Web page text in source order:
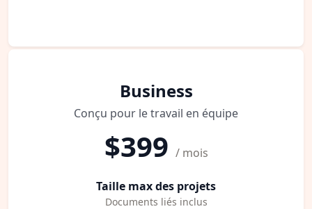
Business
Conçu pour le travail en équipe
$399 / mois
Taille max des projets
Documents liés inclus